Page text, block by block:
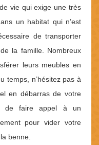
vie qui exige une très
un habitat qui n’est
de transporter
la famille. Nombreux
leurs meubles en
temps, n’hésitez pas à
en débarras de votre
de faire appel à un
pour vider votre
benne.